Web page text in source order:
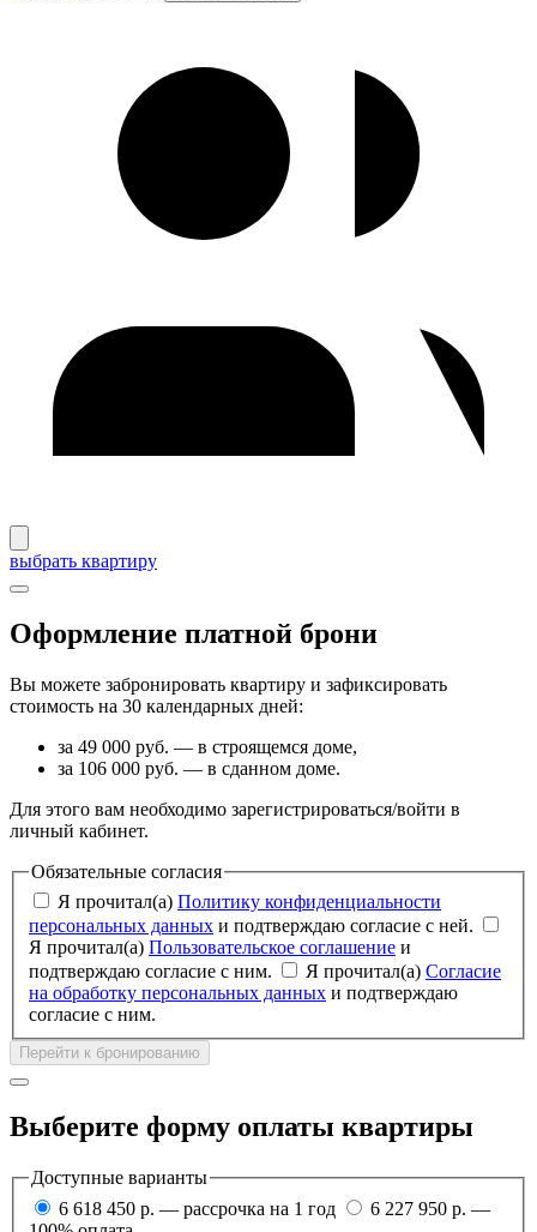
выбрать квартиру
Оформление платной брони
Вы можете забронировать квартиру и зафиксировать
стоимость на 30 календарных дней:
за 49 000 руб. — в строящемся доме,
за 106 000 руб. — в сданном доме.
Для этого вам необходимо зарегистрироваться/войти в
личный кабинет.
Обязательные согласия
Я прочитал(а) Политику конфиденциальности
персональных данных и подтверждаю согласие с ней.
Я прочитал(а) Пользовательское соглашение
подтверждаю согласие с ним.
Я прочитал(а) Согласие
на обработку персональных данных
согласие с ним.
Перейти к бронированию
Выберите форму оплаты квартиры
Доступные варианты
6 618 450 р. — рассрочка на 1 год
6 227 950 р. —